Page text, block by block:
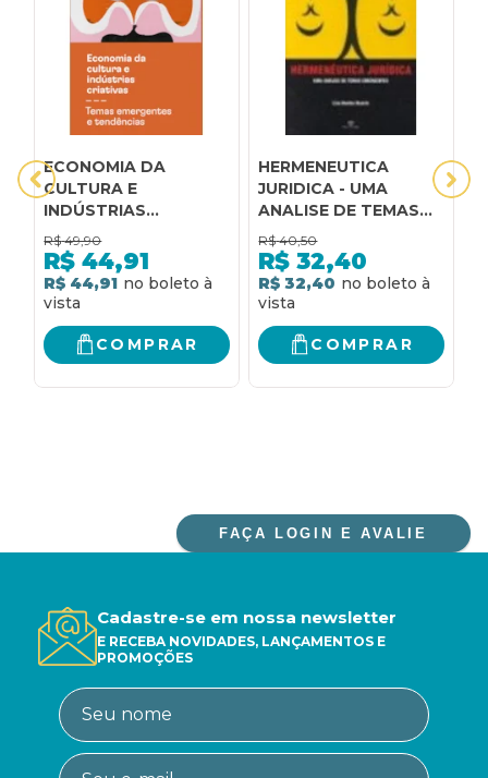
ECONOMIA DA
CULTURA E
INDÚSTRIAS
CRIATIVAS - TOMO III
- TEMAS EMERGENTES
E TENDÊNCIAS
R$ 49,90
R$ 44,91
R$ 44,91
COMPRAR
HERMENEUTICA
JURIDICA - UMA
ANALISE DE TEMAS
EMERGENTES
R$ 40,50
R$ 32,40
R$ 32,40
COMPRAR
FAÇA LOGIN E AVALIE
Cadastre-se em nossa newsletter
E RECEBA NOVIDADES, LANÇAMENTOS E
PROMOÇÕES